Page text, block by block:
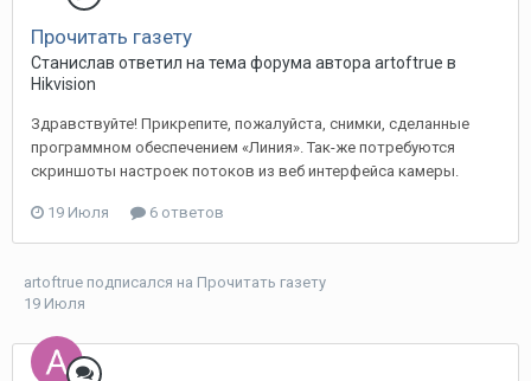
Прочитать газету
Станислав ответил на тема форума автора artoftrue в
Hikvision
Здравствуйте! Прикрепите, пожалуйста, снимки, сделанные
программном обеспечением «Линия». Так-же потребуются
скриншоты настроек потоков из веб интерфейса камеры.
19 Июля 6 ответов
artoftrue подписался на Прочитать газету
19 Июля